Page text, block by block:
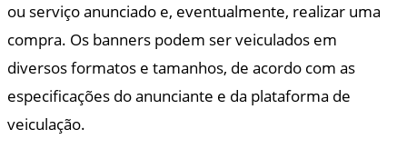
ou serviço anunciado e, eventualmente, realizar uma
compra. Os banners podem ser veiculados em
diversos formatos e tamanhos, de acordo com as
especificações do anunciante e da plataforma de
veiculação.